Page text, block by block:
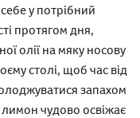
у потрібний
протягом дня,
олії на мяку носову
столі, щоб час від
запахом
чудово освіжає